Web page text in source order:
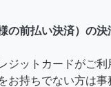
の前払い決済）の
ジットカードがご利
お持ちでない方は